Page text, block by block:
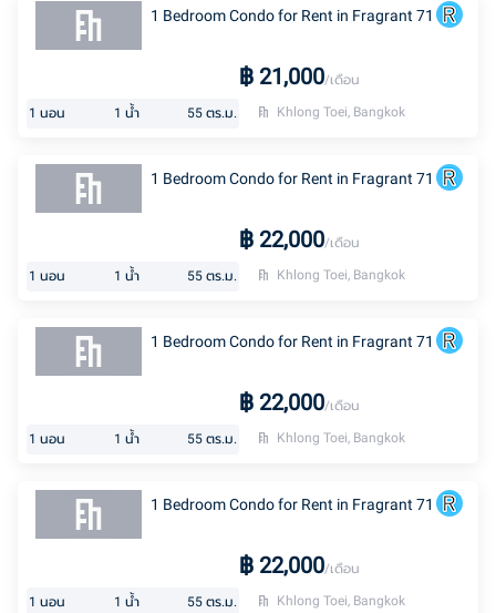
1 Bedroom Condo for Rent in Fragrant 71
฿ 21,000/เดือน
1 นอน 1 น้ำ 55 ตร.ม. Khlong Toei, Bangkok
1 Bedroom Condo for Rent in Fragrant 71
฿ 22,000/เดือน
1 นอน 1 น้ำ 55 ตร.ม. Khlong Toei, Bangkok
1 Bedroom Condo for Rent in Fragrant 71
฿ 22,000/เดือน
1 นอน 1 น้ำ 55 ตร.ม. Khlong Toei, Bangkok
1 Bedroom Condo for Rent in Fragrant 71
฿ 22,000/เดือน
1 นอน 1 น้ำ 55 ตร.ม. Khlong Toei, Bangkok